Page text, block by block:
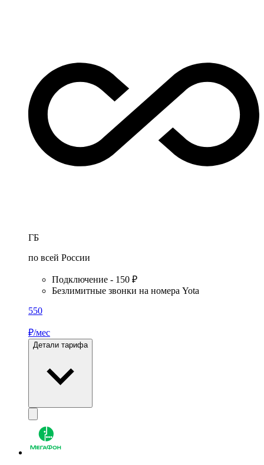
ГБ
по всей России
Подключение - 150 ₽
Безлимитные звонки на номера Yota
550
₽/мес
Детали тарифа